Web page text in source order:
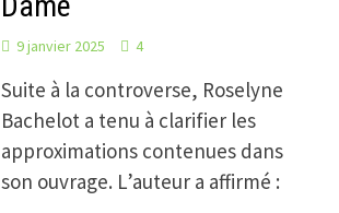
9 janvier 2025 4
Suite à la controverse, Roselyne
Bachelot a tenu à clarifier les
approximations contenues dans
son ouvrage. L’auteur a affirmé :